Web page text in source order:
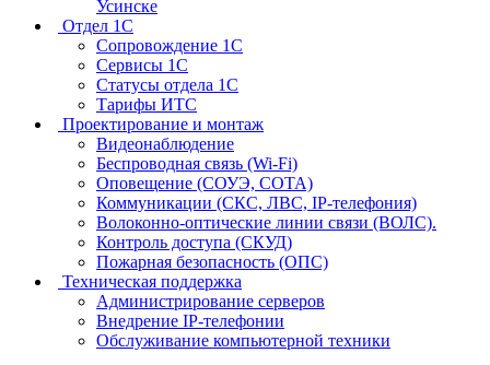
Усинске
Отдел 1С
Сопровождение 1С
Сервисы 1С
Статусы отдела 1С
Тарифы ИТС
Проектирование и монтаж
Видеонаблюдение
Беспроводная связь (Wi-Fi)
Оповещение (СОУЭ, СОТА)
Коммуникации (СКС, ЛВС, IP-телефония)
Волоконно-оптические линии связи (ВОЛС).
Контроль доступа (СКУД)
Пожарная безопасность (ОПС)
Техническая поддержка
Администрирование серверов
Внедрение IP-телефонии
Обслуживание компьютерной техники